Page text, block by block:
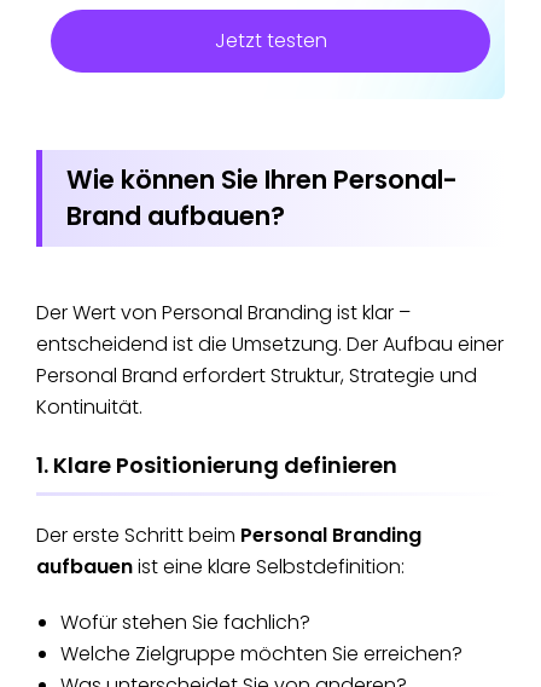
Jetzt testen
Wie können Sie Ihren Personal-
Brand aufbauen?
Der Wert von Personal Branding ist klar –
entscheidend ist die Umsetzung. Der Aufbau einer
Personal Brand erfordert Struktur, Strategie und
Kontinuität.
1. Klare Positionierung definieren
Der erste Schritt beim Personal Branding
aufbauenist eine klare Selbstdefinition:
Wofür stehen Sie fachlich?
Welche Zielgruppe möchten Sie erreichen?